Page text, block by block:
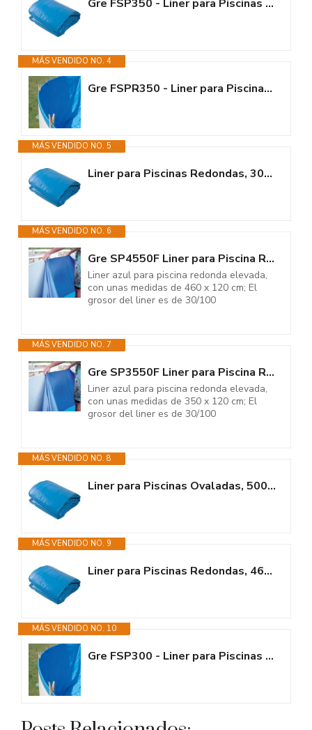
Gre FSP350 - Liner para Piscinas Redondas, 350 x 90 cm (Largo x Alto),...
MÁS VENDIDO NO. 4
Gre FSPR350 - Liner para Piscinas Redondas, 350 x 120 (Diámetro x Alto),...
MÁS VENDIDO NO. 5
Liner para Piscinas Redondas, 300 x 120 cm (Largo x Alto), Sistema...
MÁS VENDIDO NO. 6
Gre SP4550F Liner para Piscina Redonda Elevada, Sistema Overlap, Azul,...
Liner azul para piscina redonda elevada,
con unas medidas de 460 x 120 cm; El
grosor del liner es de 30/100
MÁS VENDIDO NO. 7
Gre SP3550F Liner para Piscina Redonda Elevada, Sistema Overlap, Azul,...
Liner azul para piscina redonda elevada,
con unas medidas de 350 x 120 cm; El
grosor del liner es de 30/100
MÁS VENDIDO NO. 8
Liner para Piscinas Ovaladas, 500 x 300 x 120 cm (Largo x Ancho x Alto),...
MÁS VENDIDO NO. 9
Liner para Piscinas Redondas, 460 x 120 cm (Largo x Alto), Sistema...
MÁS VENDIDO NO. 10
Gre FSP300 - Liner para Piscinas Redondas, 300 x 90 cm (Largo x Alto),...